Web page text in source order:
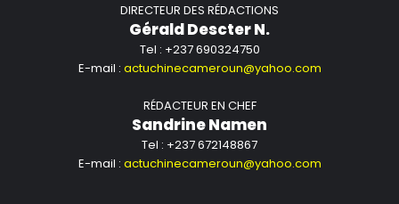
DIRECTEUR DES RÉDACTIONS
Gérald Descter N.
Tel : +237 690324750
E-mail : actuchinecameroun@yahoo.com
RÉDACTEUR EN CHEF
Sandrine Namen
Tel : +237 672148867
E-mail : actuchinecameroun@yahoo.com